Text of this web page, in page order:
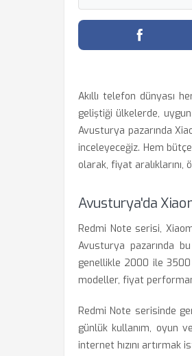
Akıllı telefon dünyası
geliştiği ülkelerde,
Avusturya pazarında
inceleyeceğiz. Hem
olarak, fiyat aralıklarını,
Avusturya'da
Redmi Note serisi,
Avusturya pazarında
genellikle 2000 ile 3500
modeller, fiyat
Redmi Note serisinde
günlük kullanım, oyun
internet hızını artırmak